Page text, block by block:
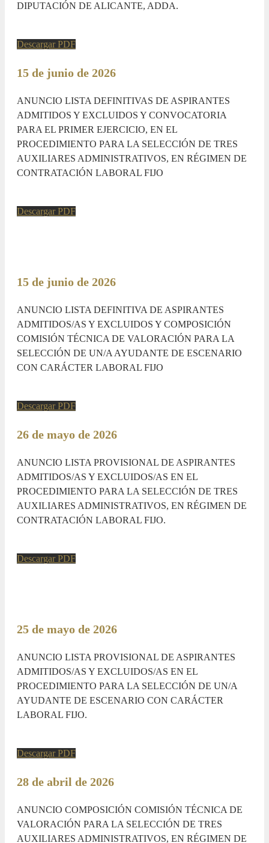
DIPUTACIÓN DE ALICANTE, ADDA.
Descargar PDF
15 de junio de 2026
ANUNCIO LISTA DEFINITIVAS DE ASPIRANTES
ADMITIDOS Y EXCLUIDOS Y CONVOCATORIA
PARA EL PRIMER EJERCICIO, EN EL
PROCEDIMIENTO PARA LA SELECCIÓN DE TRES
AUXILIARES ADMINISTRATIVOS, EN RÉGIMEN DE
CONTRATACIÓN LABORAL FIJO
Descargar PDF
15 de junio de 2026
ANUNCIO LISTA DEFINITIVA DE ASPIRANTES
ADMITIDOS/AS Y EXCLUIDOS Y COMPOSICIÓN
COMISIÓN TÉCNICA DE VALORACIÓN PARA LA
SELECCIÓN DE UN/A AYUDANTE DE ESCENARIO
CON CARÁCTER LABORAL FIJO
Descargar PDF
26 de mayo de 2026
ANUNCIO LISTA PROVISIONAL DE ASPIRANTES
ADMITIDOS/AS Y EXCLUIDOS/AS EN EL
PROCEDIMIENTO PARA LA SELECCIÓN DE TRES
AUXILIARES ADMINISTRATIVOS, EN RÉGIMEN DE
CONTRATACIÓN LABORAL FIJO.
Descargar PDF
25 de mayo de 2026
ANUNCIO LISTA PROVISIONAL DE ASPIRANTES
ADMITIDOS/AS Y EXCLUIDOS/AS EN EL
PROCEDIMIENTO PARA LA SELECCIÓN DE UN/A
AYUDANTE DE ESCENARIO CON CARÁCTER
LABORAL FIJO.
Descargar PDF
28 de abril de 2026
ANUNCIO COMPOSICIÓN COMISIÓN TÉCNICA DE
VALORACIÓN PARA LA SELECCIÓN DE TRES
AUXILIARES ADMINISTRATIVOS, EN RÉGIMEN DE